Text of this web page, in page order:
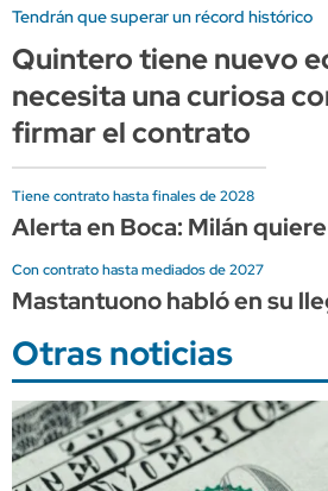
Tendrán que superar un récord histórico
Quintero tiene nuevo
necesita una curiosa
firmar el contrato
Tiene contrato hasta finales de 2028
Alerta en Boca: Milán
Con contrato hasta mediados de 2027
Mastantuono habló en su
Otras noticias